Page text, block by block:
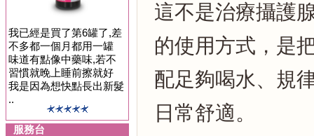
我已經是買了第6罐了,差
不多都一個月都用一罐
味道有點像中藥味,若不
習慣就晚上睡前擦就好
我是因為想快點長出新髮
..
服務台
這不是治療攝護
的使用方式，是
配足夠喝水、規
日常舒適。